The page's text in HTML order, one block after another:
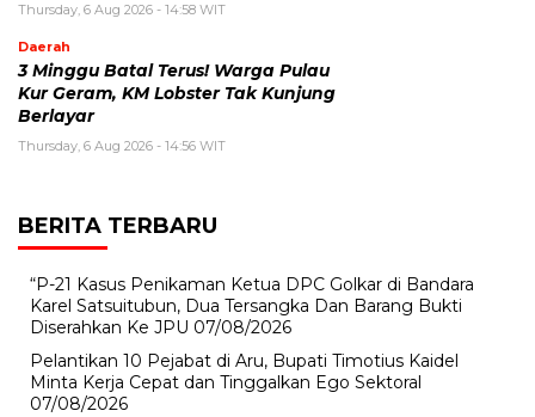
Thursday, 6 Aug 2026 - 14:58 WIT
Daerah
3 Minggu Batal Terus! Warga Pulau
Kur Geram, KM Lobster Tak Kunjung
Berlayar
Thursday, 6 Aug 2026 - 14:56 WIT
BERITA TERBARU
“P-21 Kasus Penikaman Ketua DPC Golkar di Bandara
Karel Satsuitubun, Dua Tersangka Dan Barang Bukti
Diserahkan Ke JPU 07/08/2026
Pelantikan 10 Pejabat di Aru, Bupati Timotius Kaidel
Minta Kerja Cepat dan Tinggalkan Ego Sektoral
07/08/2026